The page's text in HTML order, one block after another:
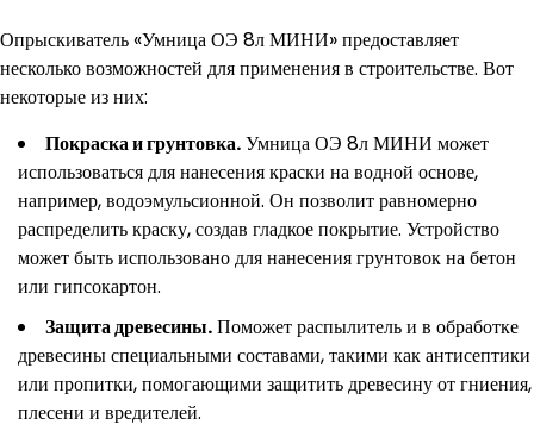
Опрыскиватель «Умница ОЭ 8л МИНИ» предоставляет
несколько возможностей для применения в строительстве. Вот
некоторые из них:
Покраска и грунтовка.Умница ОЭ 8л МИНИ может
использоваться для нанесения краски на водной основе,
например, водоэмульсионной. Он позволит равномерно
распределить краску, создав гладкое покрытие. Устройство
может быть использовано для нанесения грунтовок на бетон
или гипсокартон.
Защита древесины.Поможет распылитель и в обработке
древесины специальными составами, такими как антисептики
или пропитки, помогающими защитить древесину от гниения,
плесени и вредителей.